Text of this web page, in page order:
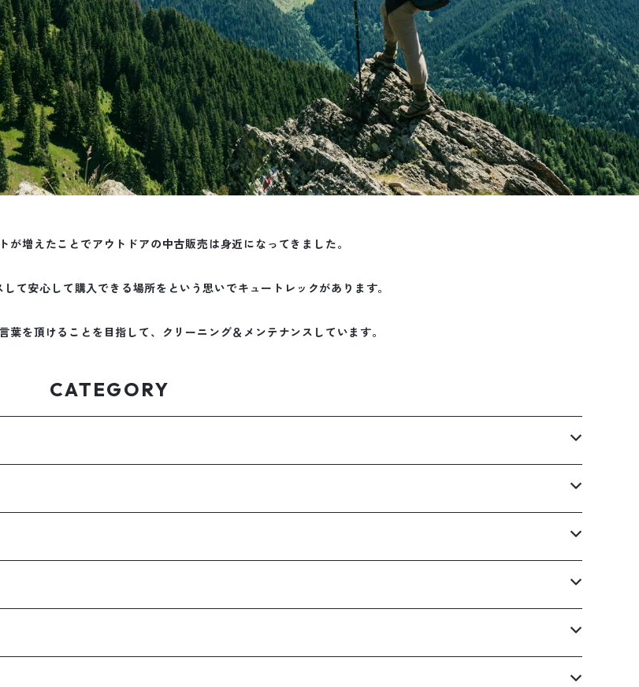
が増えたことでアウトドアの中古販売は身近になってきました。
て安心して購入できる場所をという思いでキュートレックがあります。
葉を頂けることを目指して、クリーニング＆メンテナンスしています。
CATEGORY